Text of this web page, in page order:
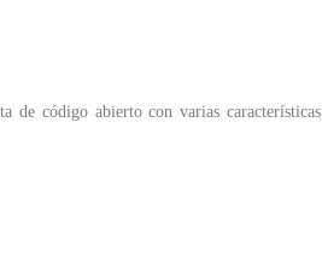
de código abierto con varias características